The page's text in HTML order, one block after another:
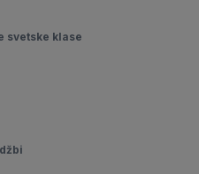
svetske klase